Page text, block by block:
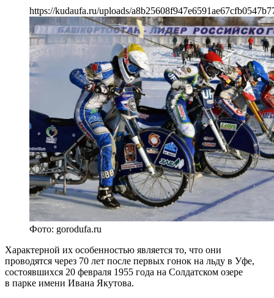
https://kudaufa.ru/uploads/
Фото: gorodufa.ru
Характерной их особенностью является то, что они
проводятся через 70 лет после первых гонок на льду в Уфе,
состоявшихся 20 февраля 1955 года на Солдатском озере
в парке имени Ивана Якутова.